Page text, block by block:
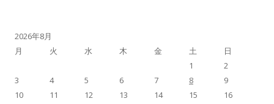
2026年8月
月
火 水 木 金 土
日
1
2
3
4 5 6 7 8
9
10
11 12 13 14 15 16